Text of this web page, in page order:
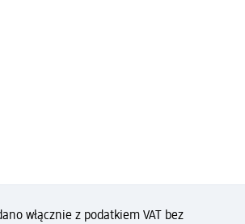
włącznie z podatkiem VAT bez